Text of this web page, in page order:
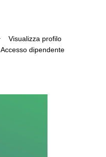
Visualizza profilo
Accesso dipendente